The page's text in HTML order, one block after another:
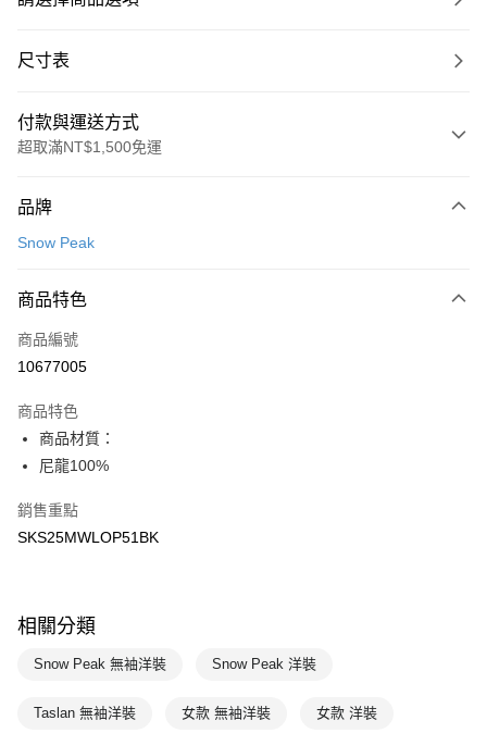
尺寸表
付款與運送方式
超取滿NT$1,500免運
信用卡一次付款
Apple Pay
悠遊付
7-11取貨(快速到店)
每筆NT$100，滿NT$1,500(含以上)免運費
宅配-本島
每筆NT$100，滿NT$1,500(含以上)免運費
品牌
Snow Peak
商品特色
商品編號
10677005
商品特色
商品材質：
尼龍100%
銷售重點
SKS25MWLOP51BK
相關分類
Snow Peak 無袖洋裝 Snow Peak 洋裝
Taslan 無袖洋裝 女款 無袖洋裝 女款 洋裝